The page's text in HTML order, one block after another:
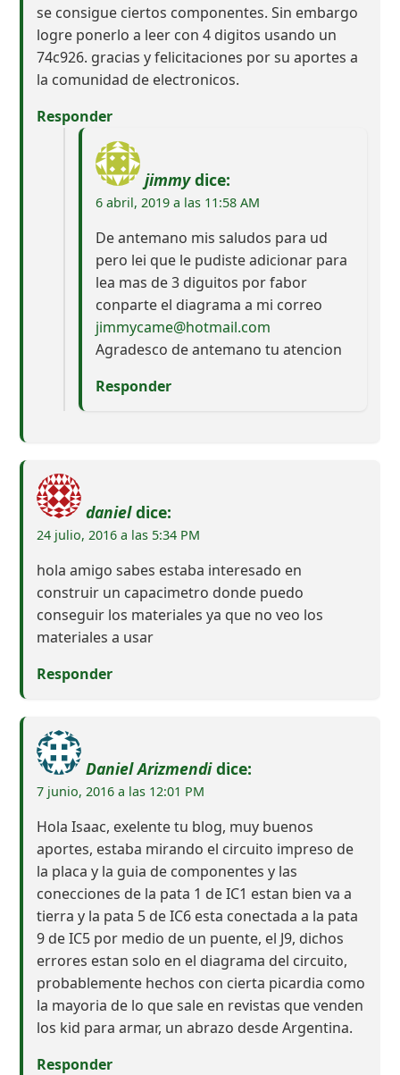
se consigue ciertos componentes. Sin embargo
logre ponerlo a leer con 4 digitos usando un
74c926. gracias y felicitaciones por su aportes a
la comunidad de electronicos.
Responder
jimmy dice:
6 abril, 2019 a las 11:58 AM
De antemano mis saludos para ud
pero lei que le pudiste adicionar para
lea mas de 3 diguitos por fabor
conparte el diagrama a mi correo
jimmycame@hotmail.com
Agradesco de antemano tu atencion
Responder
daniel dice:
24 julio, 2016 a las 5:34 PM
hola amigo sabes estaba interesado en
construir un capacimetro donde puedo
conseguir los materiales ya que no veo los
materiales a usar
Responder
Daniel Arizmendi dice:
7 junio, 2016 a las 12:01 PM
Hola Isaac, exelente tu blog, muy buenos
aportes, estaba mirando el circuito impreso de
la placa y la guia de componentes y las
conecciones de la pata 1 de IC1 estan bien va a
tierra y la pata 5 de IC6 esta conectada a la pata
9 de IC5 por medio de un puente, el J9, dichos
errores estan solo en el diagrama del circuito,
probablemente hechos con cierta picardia como
la mayoria de lo que sale en revistas que venden
los kid para armar, un abrazo desde Argentina.
Responder